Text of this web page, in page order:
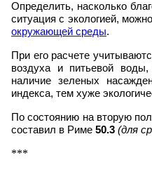
Определить, насколько
ситуация с экологией,
окружающей среды.
При его расчете
воздуха и питьевой
наличие зеленых
индекса, тем хуже
По состоянию на вторую
составил в Риме 50.3 (для
***